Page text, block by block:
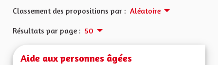
Classement des propositions par : Aléatoire
Résultats par page : 50
Aide aux personnes âgées